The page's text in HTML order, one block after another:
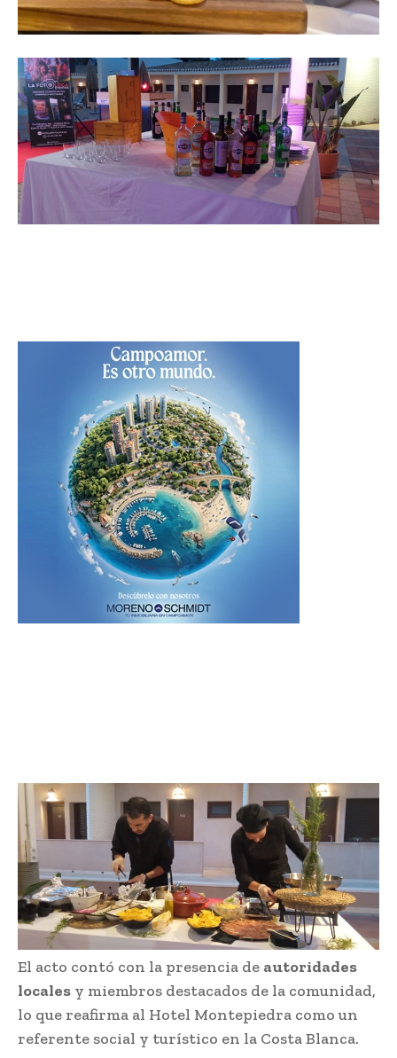
El acto contó con la presencia de autoridades
locales y miembros destacados de la comunidad,
lo que reafirma al Hotel Montepiedra como un
referente social y turístico en la Costa Blanca.